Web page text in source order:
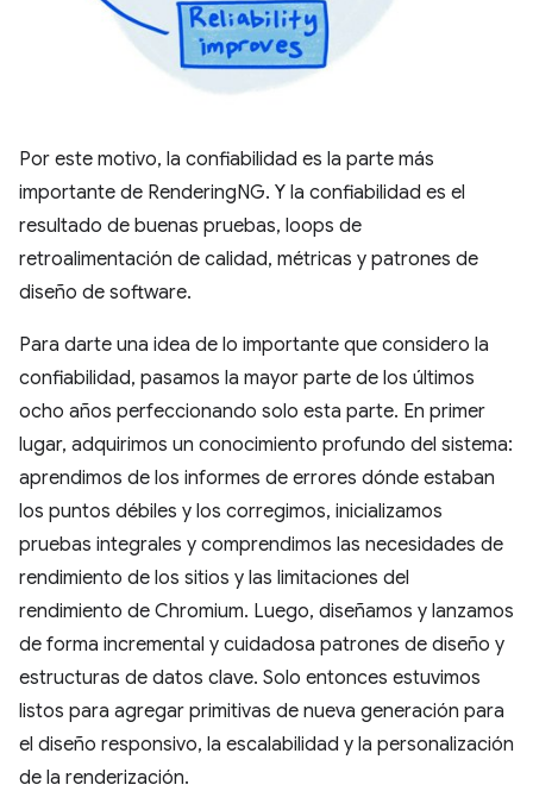
Por este motivo, la confiabilidad es la parte más
importante de RenderingNG. Y la confiabilidad es el
resultado de buenas pruebas, loops de
retroalimentación de calidad, métricas y patrones de
diseño de software.
Para darte una idea de lo importante que considero la
confiabilidad, pasamos la mayor parte de los últimos
ocho años perfeccionando solo esta parte. En primer
lugar, adquirimos un conocimiento profundo del sistema:
aprendimos de los informes de errores dónde estaban
los puntos débiles y los corregimos, inicializamos
pruebas integrales y comprendimos las necesidades de
rendimiento de los sitios y las limitaciones del
rendimiento de Chromium. Luego, diseñamos y lanzamos
de forma incremental y cuidadosa patrones de diseño y
estructuras de datos clave. Solo entonces estuvimos
listos para agregar primitivas de nueva generación para
el diseño responsivo, la escalabilidad y la personalización
de la renderización.